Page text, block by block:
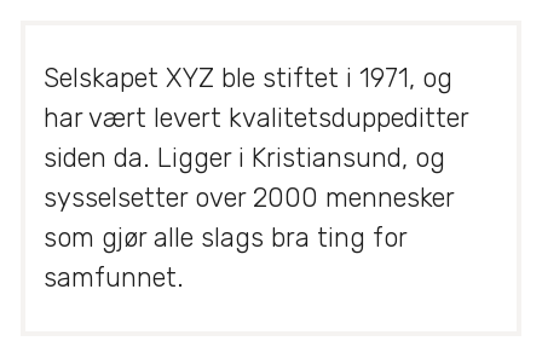
Selskapet XYZ ble stiftet i 1971, og
har vært levert kvalitetsduppeditter
siden da. Ligger i Kristiansund, og
sysselsetter over 2000 mennesker
som gjør alle slags bra ting for
samfunnet.